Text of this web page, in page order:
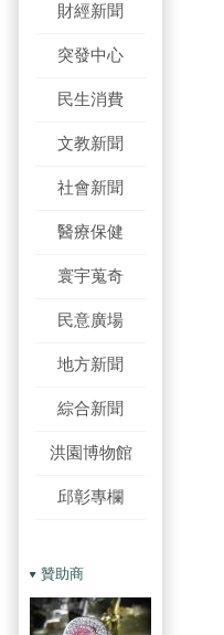
財經新聞
突發中心
民生消費
文教新聞
社會新聞
醫療保健
寰宇蒐奇
民意廣場
地方新聞
綜合新聞
洪園博物館
邱彰專欄
贊助商